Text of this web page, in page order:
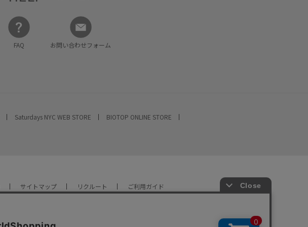
FAQ お問い合わせフォーム
Saturdays NYC WEB STORE
BIOTOP ONLINE STORE
サイトマップ リクルート ご利用ガイド